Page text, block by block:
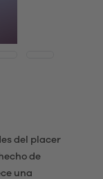
del placer
de
una